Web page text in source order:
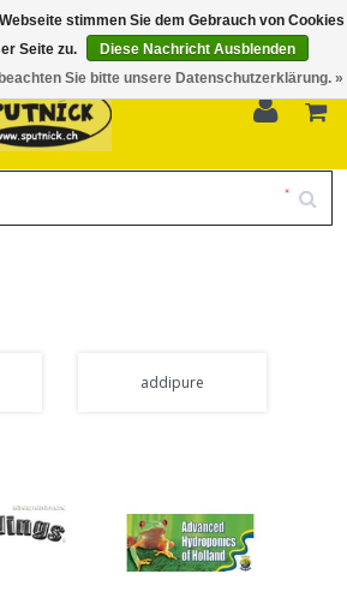
11.00 - 18.30, Sa 10.00 - 16.00
0
addipure
stimmen Sie dem Gebrauch von Cookies
Seite zu.
Diese Nachricht Ausblenden
Sie bitte unsere Datenschutzerklärung. »